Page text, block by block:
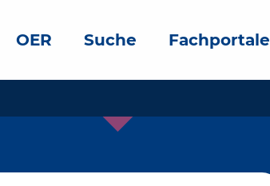
OER Suche Fachportale